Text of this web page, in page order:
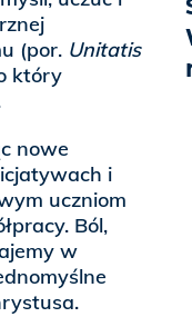
(por. Unitatis
który
nowe
i
uczniom
Ból,
w